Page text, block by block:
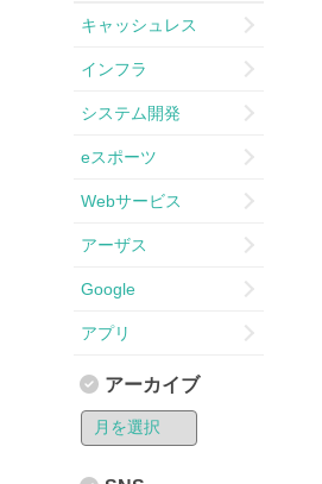
キャッシュレス
インフラ
システム開発
eスポーツ
Webサービス
アーザス
Google
アプリ
アーカイブ